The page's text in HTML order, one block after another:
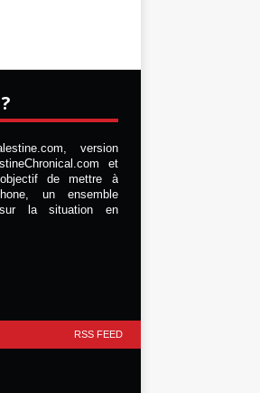
version
et
de mettre à
un ensemble
sur la situation en
RSS FEED